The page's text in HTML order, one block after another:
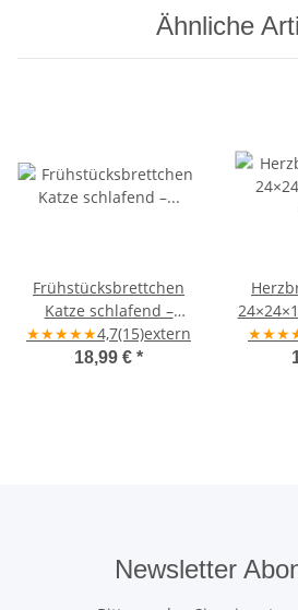
Ähnliche
Frühstücksbrettchen
Katze schlafend –
Ahornholz
★★★★★4,7(15)extern
18,99 € *
„Das
★★★
Newsletter